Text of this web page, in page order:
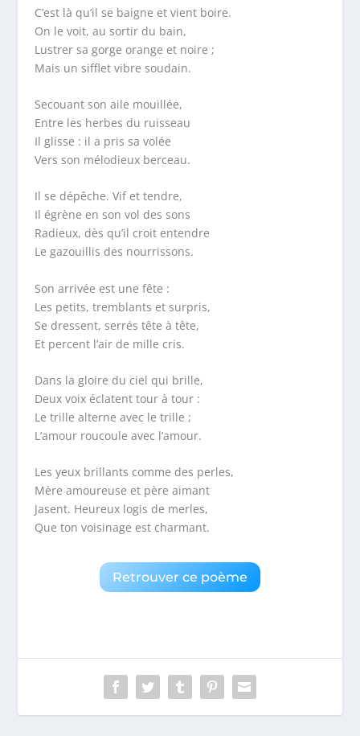
C’est là qu’il se baigne et vient boire.
On le voit, au sortir du bain,
Lustrer sa gorge orange et noire ;
Mais un sifflet vibre soudain.
Secouant son aile mouillée,
Entre les herbes du ruisseau
Il glisse : il a pris sa volée
Vers son mélodieux berceau.
Il se dépêche. Vif et tendre,
Il égrène en son vol des sons
Radieux, dès qu’il croit entendre
Le gazouillis des nourrissons.
Son arrivée est une fête :
Les petits, tremblants et surpris,
Se dressent, serrés tête à tête,
Et percent l’air de mille cris.
Dans la gloire du ciel qui brille,
Deux voix éclatent tour à tour :
Le trille alterne avec le trille ;
L’amour roucoule avec l’amour.
Les yeux brillants comme des perles,
Mère amoureuse et père aimant
Jasent. Heureux logis de merles,
Que ton voisinage est charmant.
Retrouver ce poème